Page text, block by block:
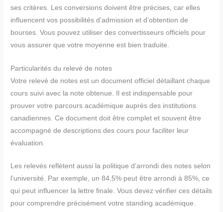
ses critères. Les conversions doivent être précises, car elles
influencent vos possibilités d’admission et d’obtention de
bourses. Vous pouvez utiliser des convertisseurs officiels pour
vous assurer que votre moyenne est bien traduite.
Particularités du relevé de notes
Votre relevé de notes est un document officiel détaillant chaque
cours suivi avec la note obtenue. Il est indispensable pour
prouver votre parcours académique auprès des institutions
canadiennes. Ce document doit être complet et souvent être
accompagné de descriptions des cours pour faciliter leur
évaluation.
Les relevés reflètent aussi la politique d’arrondi des notes selon
l’université. Par exemple, un 84,5% peut être arrondi à 85%, ce
qui peut influencer la lettre finale. Vous devez vérifier ces détails
pour comprendre précisément votre standing académique.